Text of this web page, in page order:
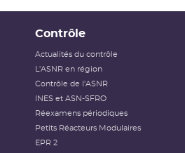
Contrôle
Actualités du contrôle
L'ASNR en région
Contrôle de l'ASNR
INES et ASN-SFRO
Réexamens périodiques
Petits Réacteurs Modulaires
EPR 2